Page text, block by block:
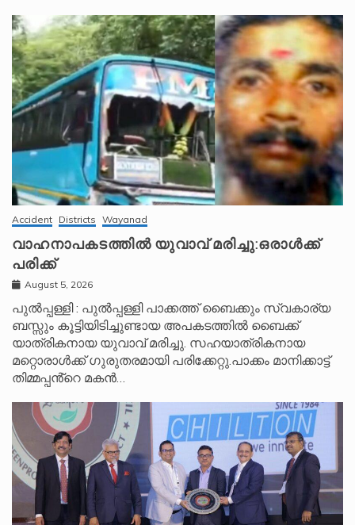
Accident Districts Wayanad
വാഹനാപകടത്തിൽ യുവാവ് മരിച്ചു:ഒരാൾക്ക്
പരിക്ക്
August 5, 2026
പുൽപ്പള്ളി : പുൽപ്പള്ളി പാക്കത്ത് ബൈക്കും സ്വകാര്യ
ബസ്സും കൂട്ടിയിടിച്ചുണ്ടായ അപകടത്തിൽ ബൈക്ക്
യാത്രികനായ യുവാവ് മരിച്ചു. സഹയാത്രികനായ
മറ്റൊരാൾക്ക് ഗുരുതരമായി പരിക്കേറ്റു.പാക്കം മാനിക്കാട്ട്
തിമ്മപ്പൻ്റെ മകൻ…